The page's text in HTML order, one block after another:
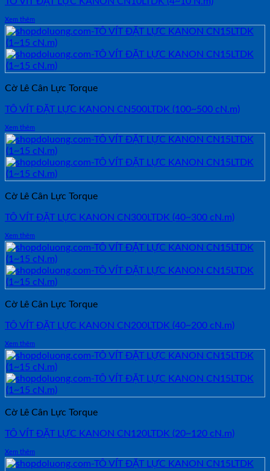
Xem thêm
Cờ Lê Cân Lực Torque
TÔ VÍT ĐẶT LỰC KANON CN500LTDK (100~500 cN.m)
Xem thêm
Cờ Lê Cân Lực Torque
TÔ VÍT ĐẶT LỰC KANON CN300LTDK (40~300 cN.m)
Xem thêm
Cờ Lê Cân Lực Torque
TÔ VÍT ĐẶT LỰC KANON CN200LTDK (40~200 cN.m)
Xem thêm
Cờ Lê Cân Lực Torque
TÔ VÍT ĐẶT LỰC KANON CN120LTDK (20~120 cN.m)
Xem thêm